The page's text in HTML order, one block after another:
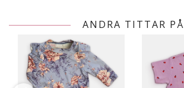
ANDRA TITTAR PÅ